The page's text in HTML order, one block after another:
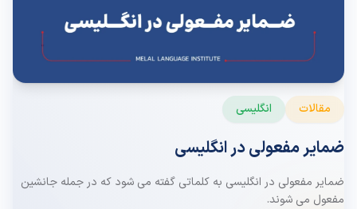
مقالات انگلیسی
ضمایر مفعولی در انگلیسی
ضمایر مفعولی در انگلیسی به کلماتی گفته می شود که در جمله جانشین
مفعول می شوند.